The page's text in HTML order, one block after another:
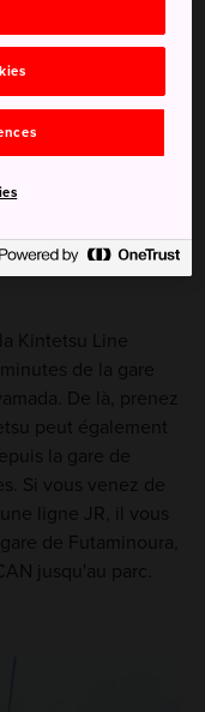
le parc au
Kintetsu Line
de la gare
De là, prenez
peut également
la gare de
Si vous venez de
ligne JR, il vous
de Futaminoura,
jusqu'au parc.